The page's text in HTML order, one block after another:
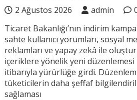
2 Ağustos 2026 admin
Ticaret Bakanlığı’nın indirim
sahte kullanıcı yorumları, sosyal
reklamları ve yapay zekâ ile
içeriklere yönelik yeni düzenlemesi
itibarıyla yürürlüğe girdi.
tüketicilerin daha şeffaf
sağlaması